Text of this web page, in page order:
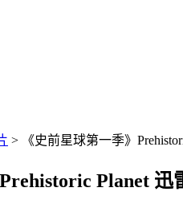
> 《史前星球第一季》
Planet 迅